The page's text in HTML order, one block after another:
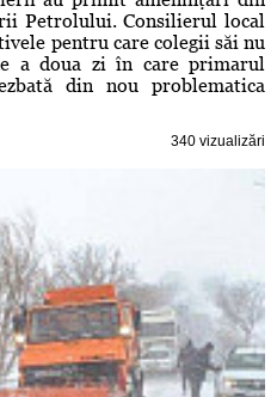
Petrolului. Consilierul local
pentru care colegii săi nu
a doua zi în care primarul
din nou problematica
340 vizualizări